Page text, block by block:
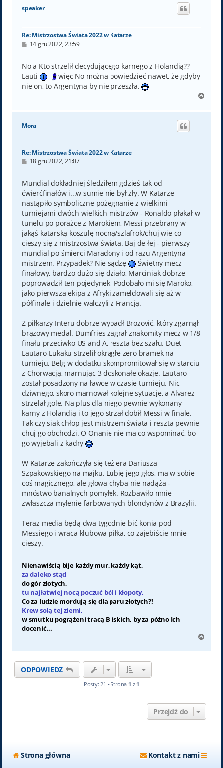
speaker
Re: Mistrzostwa Świata 2022 w Katarze
P
t
14 gru 2022, 23:59
No a Kto strzelił decydującego karnego z Holandią??
Lauti
więc No można powiedzieć nawet, że gdyby
nie on, to Argentyna by nie przeszła.
g
Mora
Re: Mistrzostwa Świata 2022 w Katarze
P
t
18 gru 2022, 21:07
Mundial dokładniej śledziłem gdzieś tak od
ćwierćfinałów i...w sumie nie był zły. W Katarze
nastąpiło symboliczne pożegnanie z wielkimi
turniejami dwóch wielkich mistrzów - Ronaldo płakał w
tunelu po porażce z Marokiem, Messi przebrany w
jakąś katarską koszulę nocną/szlafrok/chuj wie co
cieszy się z mistrzostwa świata. Baj de łej - pierwszy
mundial po śmierci Maradony i od razu Argentyna
mistrzem. Przypadek? Nie sądzę
Świetny mecz
finałowy, bardzo dużo się działo, Marciniak dobrze
poprowadził ten pojedynek. Podobało mi się Maroko,
jako pierwsza ekipa z Afryki zameldowali się aż w
półfinale i dzielnie walczyli z Francją.
Z piłkarzy Interu dobrze wypadł Brozović, który zgarnął
brązowy medal. Dumfries zagrał znakomity mecz w 1/8
finału przeciwko US and A, reszta bez szału. Duet
Lautaro-Lukaku strzelił okrągłe zero bramek na
turnieju, Belg w dodatku skompromitował się w starciu
z Chorwacją, marnując 3 doskonałe okazje. Lautaro
został posadzony na ławce w czasie turnieju. Nic
dziwnego, skoro marnował kolejne sytuacje, a Alvarez
strzelał gole. Na plus dla niego pewnie wykonany
karny z Holandią i to jego strzał dobił Messi w finale.
Tak czy siak chłop jest mistrzem świata i reszta pewnie
chuj go obchodzi. O Onanie nie ma co wspominać, bo
go wyjebali z kadry
W Katarze zakończyła się też era Dariusza
Szpakowskiego na majku. Lubię jego głos, ma w sobie
coś magicznego, ale głowa chyba nie nadąża -
mnóstwo banalnych pomyłek. Rozbawiło mnie
zwłaszcza mylenie farbowanych blondynów z Brazylii.
Teraz media będą dwa tygodnie bić konia pod
Messiego i wraca klubowa piłka, co zajebiście mnie
cieszy.
Nienawiścią bije każdy mur, każdy kąt,
za daleko stąd
do gór złotych,
tu najłatwiej nocą poczuć ból i kłopoty,
Co za ludzie mordują się dla paru złotych?!
Krew solą tej ziemi,
w smutku pogrążeni tracą Bliskich, by za późno Ich
docenić...
g
ODPOWIEDZ
Posty: 21 • Strona 1 z 1
Przejdź do
Strona główna Kontakt z nami